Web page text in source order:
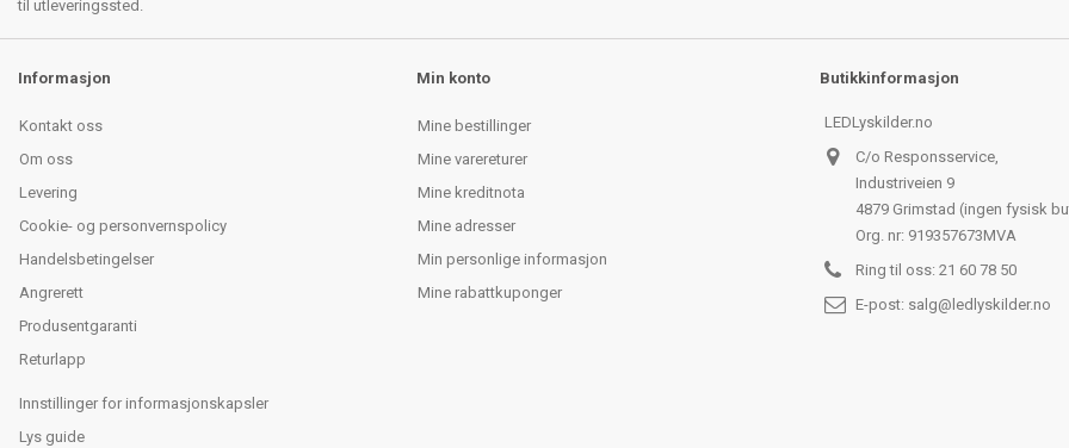
til utleveringssted.
Informasjon
Kontakt oss
Om oss
Levering
Cookie- og personvernspolicy
Handelsbetingelser
Angrerett
Produsentgaranti
Returlapp
Innstillinger for informasjonskapsler
Lys guide
Min konto
Mine bestillinger
Mine varereturer
Mine kreditnota
Mine adresser
Min personlige informasjon
Mine rabattkuponger
Butikkinformasjon
LEDLyskilder.no
C/o Responsservice,
Industriveien 9
4879 Grimstad (ingen fysisk
Org. nr: 919357673MVA
Ring til oss: 21 60 78 50
E-post: salg@ledlyskilder.no